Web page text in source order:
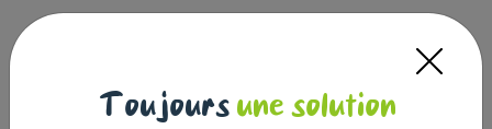
Hygiène dentaire naturelle pour chien
Toujours une solution